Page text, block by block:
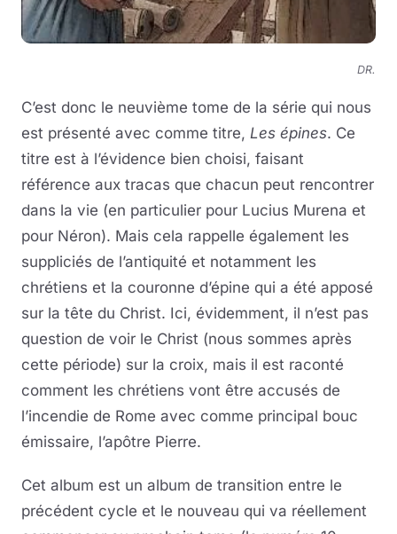
DR.
C’est donc le neuvième tome de la série qui nous
est présenté avec comme titre, Les épines. Ce
titre est à l’évidence bien choisi, faisant
référence aux tracas que chacun peut rencontrer
dans la vie (en particulier pour Lucius Murena et
pour Néron). Mais cela rappelle également les
suppliciés de l’antiquité et notamment les
chrétiens et la couronne d’épine qui a été apposé
sur la tête du Christ. Ici, évidemment, il n’est pas
question de voir le Christ (nous sommes après
cette période) sur la croix, mais il est raconté
comment les chrétiens vont être accusés de
l’incendie de Rome avec comme principal bouc
émissaire, l’apôtre Pierre.
Cet album est un album de transition entre le
précédent cycle et le nouveau qui va réellement